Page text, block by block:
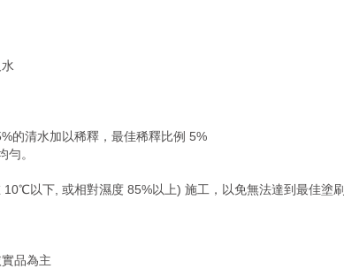
的清水加以稀釋，最佳稀釋比例 5%
勻。
以下, 或相對濕度 85%以上) 施工，以免無法達到最佳塗刷
品為主